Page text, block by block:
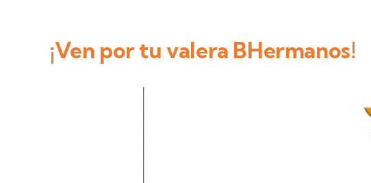
¡Ven por tu valera BHermanos!